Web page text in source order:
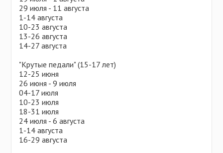
29 июля - 11 августа
1-14 августа
10-23 августа
13-26 августа
14-27 августа
"Крутые педали" (15-17 лет)
12-25 июня
26 июня - 9 июля
04-17 июля
10-23 июля
18-31 июля
24 июля - 6 августа
1-14 августа
16-29 августа